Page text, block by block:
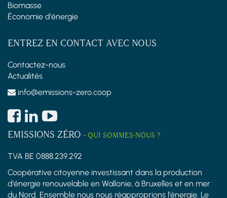
Biomasse
Économie d'énergie
ENTREZ EN CONTACT AVEC NOUS
Contactez-nous
Actualités
info@emissions-zero.coop
EMISSIONS ZÉRO - QUI SOMMES-NOUS ?
TVA BE 0888.239.292
Coopérative citoyenne investissant dans la production
d'énergie renouvelable en Wallonie, à Bruxelles et en mer
du Nord. Ensemble nous nous réapproprions l'énergie. Le